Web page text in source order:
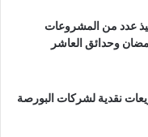
عدد من المشروعات
وحدائق العاشر
توزيعات نقدية لشركات البورصة